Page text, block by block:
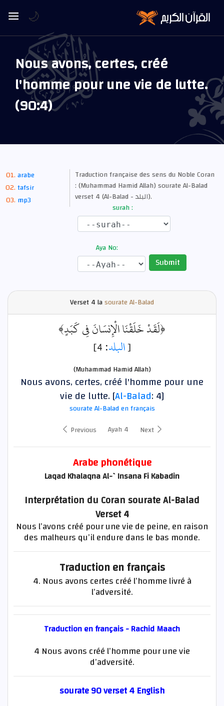
Nous avons, certes, créé
l'homme pour une vie de lutte.
(90:4)
arabe
tafsir
mp3
Traduction française des sens du Noble Coran
: (Muhammad Hamid Allah) sourate Al-Balad
verset 4 (Al-Balad - البلد).
surah :
Aya No:
Submit
Verset4 lasourate Al-Balad
﴿لَقَدْ خَلَقْنَا الْإِنسَانَ فِي كَبَدٍ﴾
[البلد: 4]
(Muhammad Hamid Allah)
Nous avons, certes, créé l'homme pour une
vie de lutte. [Al-Balad: 4]
sourate Al-Balad en français
Previous
Ayah 4 Next
Arabe phonétique
Laqad Khalaqna Al-`Insana Fi Kabadin
Interprétation du Coran sourate Al-Balad
Verset 4
Nous l’avons créé pour une vie de peine, en raison
des malheurs qu’il endure dans le bas monde.
Traduction en français
4. Nous avons certes créé l’homme livré à
l’adversité.
Traduction en français - Rachid Maach
4 Nous avons créé l’homme pour une vie
d’adversité.
sourate 90 verset 4 English
🌙